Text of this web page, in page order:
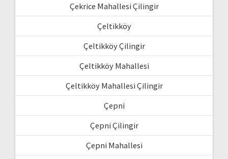
Çekrice Mahallesi Çilingir
Çeltikköy
Çeltikköy Çilingir
Çeltikköy Mahallesi
Çeltikköy Mahallesi Çilingir
Çepni
Çepni Çilingir
Çepni Mahallesi